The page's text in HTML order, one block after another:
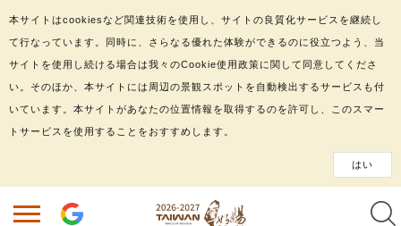
本サイトはcookiesなど関連技術を使用し、サイトの良質化サービスを継続し
て行なっています。同時に、さらなる優れた体験ができるのに役立つよう、当
サイトを使用し続ける場合は我々のCookie使用政策に関して同意してくださ
い。そのほか、本サイトには周辺の景観スポットを自動検出するサービスも付
いています。本サイトがあなたの位置情報を取得するのを許可し、このスマー
トサービスを使用することをおすすめします。
はい